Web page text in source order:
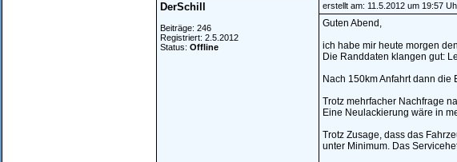
DerSchill
Beiträge: 246
Registriert: 2.5.2012
Status: Offline
erstellt am: 11.5.2012 um 19:57
Guten Abend,
ich habe mir heute morgen
Die Randdaten klangen gut:
Nach 150km Anfahrt dann die
Trotz mehrfacher Nachfrage
Eine Neulackierung wäre in
Trotz Zusage, dass das
unter Minimum. Das